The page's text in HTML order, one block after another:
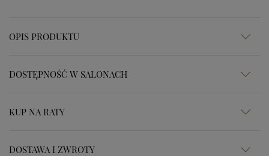
OPIS PRODUKTU
DOSTĘPNOŚĆ W SALONACH
KUP NA RATY
DOSTAWA I ZWROTY